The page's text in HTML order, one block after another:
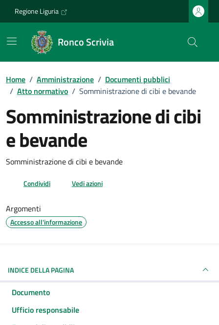
Regione Liguria
Ronco Scrivia
Home / Amministrazione / Documenti pubblici
/ Atto normativo / Somministrazione di cibi e bevande
Somministrazione di cibi
e bevande
Dettagli del documento
Somministrazione di cibi e bevande
Condividi Vedi azioni
Argomenti
Accesso all'informazione
INDICE DELLA PAGINA
Documento
Ufficio responsabile